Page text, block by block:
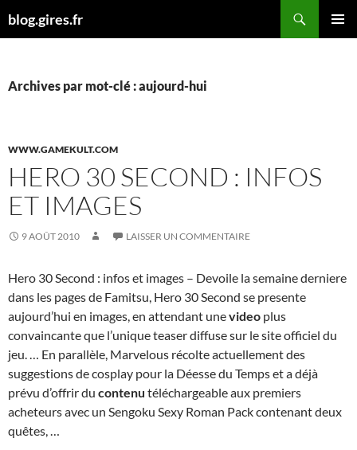
aublog.gires.fr
Archives par mot-clé : aujourd-hui
WWW.GAMEKULT.COM
HERO 30 SECOND : INFOS
ET IMAGES
9 AOÛT 2010 LAISSER UN COMMENTAIRE
Hero 30 Second : infos et images – Devoile la semaine derniere
dans les pages de Famitsu, Hero 30 Second se presente
aujourd’hui en images, en attendant unevideo plus
convaincante que l’unique teaser diffuse sur le site officiel du
jeu. … En parallèle, Marvelous récolte actuellement des
suggestions de cosplay pour la Déesse du Temps et a déjà
prévu d’offrir du contenu téléchargeable aux premiers
acheteurs avec un Sengoku Sexy Roman Pack contenant deux
quêtes, …